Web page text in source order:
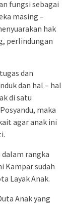
fungsi sebagai
masing –
hak
perlindungan
dan
dan hal – hal
di satu
maka
agar anak ini
rangka
Kampar sudah
Layak Anak.
Anak yang